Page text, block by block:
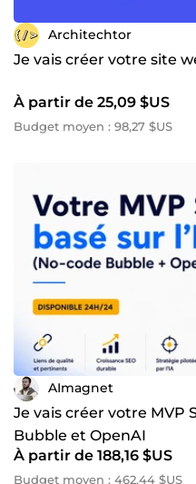
Architechtor
Je vais créer votre site
À partir de 25,09 $US
Budget moyen : 98,27 $US
AImagnet
Je vais créer votre MVP
Bubble et OpenAI
À partir de 188,16 $US
Budget moyen : 462,44 $US